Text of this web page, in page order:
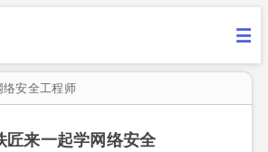
络安全工程师
匠来一起学网络安全